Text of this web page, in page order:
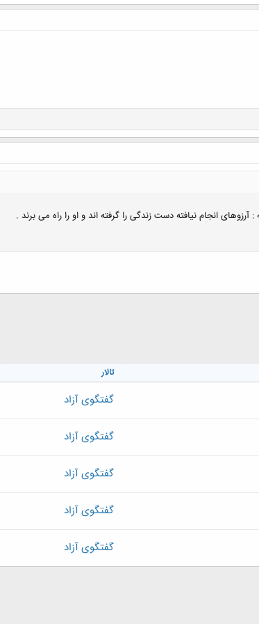
آرزوهای انجام نیافته دست زندگی را گرفته اند و او را راه می برند .
تالار
گفتگوی آزاد
گفتگوی آزاد
گفتگوی آزاد
گفتگوی آزاد
گفتگوی آزاد